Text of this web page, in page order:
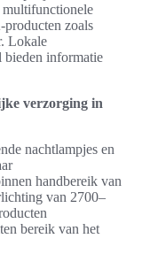
multifunctionele
zoals
Lokale
informatie
verzorging in
nachtlampjes en
handbereik van
van 2700–
bereik van het